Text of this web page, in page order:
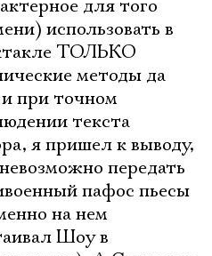
для того
использовать в
ТОЛЬКО
методы да
при точном
текста
я пришел к выводу,
передать
пафос пьесы
на нем
Шоу в